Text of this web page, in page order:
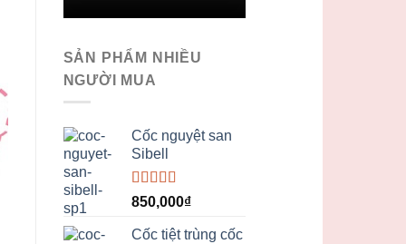
SẢN PHẨM NHIỀU
NGƯỜI MUA
Cốc nguyệt san
Sibell
Được xếp
hạng
sao
850,000₫
Cốc tiệt trùng cốc